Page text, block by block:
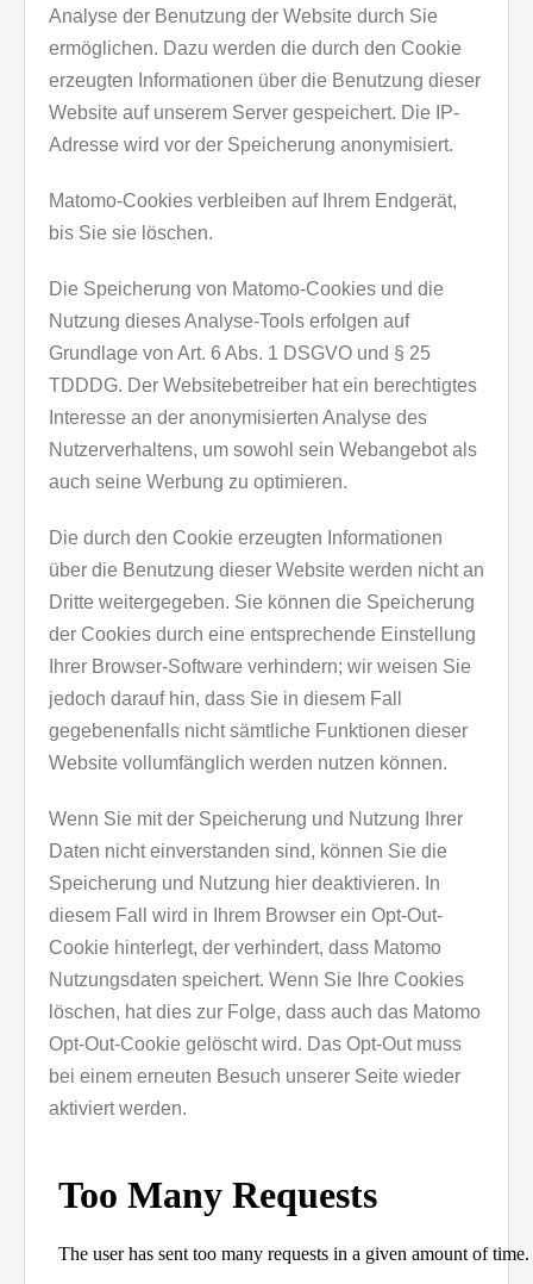
Analyse der Benutzung der Website durch Sie
ermöglichen. Dazu werden die durch den Cookie
erzeugten Informationen über die Benutzung dieser
Website auf unserem Server gespeichert. Die IP-
Adresse wird vor der Speicherung anonymisiert.
Matomo-Cookies verbleiben auf Ihrem Endgerät,
bis Sie sie löschen.
Die Speicherung von Matomo-Cookies und die
Nutzung dieses Analyse-Tools erfolgen auf
Grundlage von Art. 6 Abs. 1 DSGVO und § 25
TDDDG. Der Websitebetreiber hat ein berechtigtes
Interesse an der anonymisierten Analyse des
Nutzerverhaltens, um sowohl sein Webangebot als
auch seine Werbung zu optimieren.
Die durch den Cookie erzeugten Informationen
über die Benutzung dieser Website werden nicht an
Dritte weitergegeben. Sie können die Speicherung
der Cookies durch eine entsprechende Einstellung
Ihrer Browser-Software verhindern; wir weisen Sie
jedoch darauf hin, dass Sie in diesem Fall
gegebenenfalls nicht sämtliche Funktionen dieser
Website vollumfänglich werden nutzen können.
Wenn Sie mit der Speicherung und Nutzung Ihrer
Daten nicht einverstanden sind, können Sie die
Speicherung und Nutzung hier deaktivieren. In
diesem Fall wird in Ihrem Browser ein Opt-Out-
Cookie hinterlegt, der verhindert, dass Matomo
Nutzungsdaten speichert. Wenn Sie Ihre Cookies
löschen, hat dies zur Folge, dass auch das Matomo
Opt-Out-Cookie gelöscht wird. Das Opt-Out muss
bei einem erneuten Besuch unserer Seite wieder
aktiviert werden.